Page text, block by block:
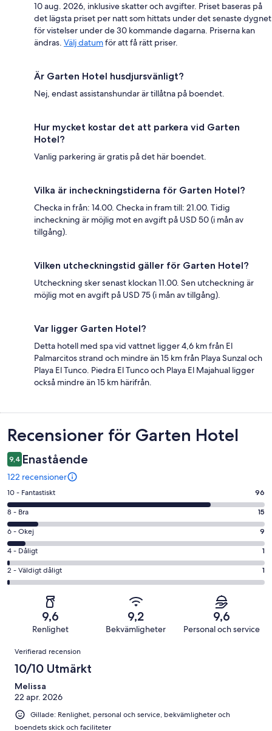
10 aug. 2026, inklusive skatter och avgifter. Priset baseras på
det lägsta priset per natt som hittats under det senaste dygnet
för vistelser under de 30 kommande dagarna. Priserna kan
ändras. Välj datumför att få rätt priser.
Är Garten Hotel husdjursvänligt?
Nej, endast assistanshundar är tillåtna på boendet.
Hur mycket kostar det att parkera vid Garten
Hotel?
Vanlig parkering är gratis på det här boendet.
Vilka är incheckningstiderna för Garten Hotel?
Checka in från: 14.00. Checka in fram till: 21.00. Tidig
incheckning är möjlig mot en avgift på USD 50 (i mån av
tillgång).
Vilken utcheckningstid gäller för Garten Hotel?
Utcheckning sker senast klockan 11.00. Sen utcheckning är
möjlig mot en avgift på USD 75 (i mån av tillgång).
Var ligger Garten Hotel?
Detta hotell med spa vid vattnet ligger 4,6 km från El
Palmarcitos strand och mindre än 15 km från Playa Sunzal och
Playa El Tunco. Piedra El Tunco och Playa El Majahual ligger
också mindre än 15 km härifrån.
Recensioner
Recensioner för Garten Hotel
9,4 Enastående
122 recensioner
10
-
Fantastiskt
i
betyg.
96
av
122
recensioner
10 - Fantastiskt 96
8
-
Bra
i
betyg.
15
recensioner
8 - Bra 15
6
-
Okej
i
betyg.
recensioner
6 - Okej 9
4
-
Dåligt
recensioner
4 - Dåligt 1
2
-
betyg.
122
recensioner
2 - Väldigt dåligt 1
9,6
Renlighet
9,2
Bekvämligheter
9,6
Personal och service
Recensioner
Verifierad recension
10/10 Utmärkt
Melissa
22 apr. 2026
Gillade: Renlighet, personal och service, bekvämligheter och
boendets skick och faciliteter